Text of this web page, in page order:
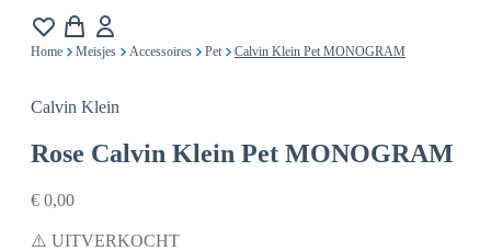
Home Meisjes Accessoires Pet Calvin Klein Pet MONOGRAM
Calvin Klein
Rose Calvin Klein Pet MONOGRAM
€ 0,00
⚠️ UITVERKOCHT